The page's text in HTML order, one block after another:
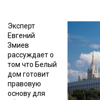
Эксперт
Евгений
Змиев
рассуждает о
том что Белый
дом готовит
правовую
основу для